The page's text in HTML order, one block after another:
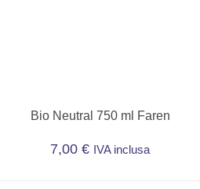
Bio Neutral 750 ml Faren
7,00€ IVA inclusa